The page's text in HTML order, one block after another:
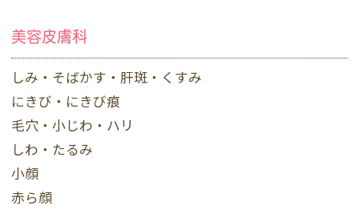
美容皮膚科
しみ・そばかす・肝斑・くすみ
にきび・にきび痕
毛穴・小じわ・ハリ
しわ・たるみ
小顔
赤ら顔